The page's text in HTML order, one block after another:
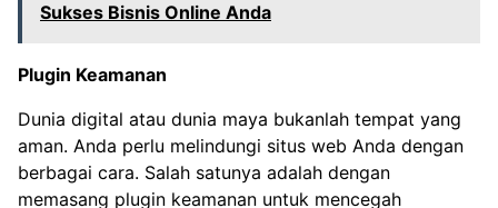
Sukses Bisnis Online Anda
Plugin Keamanan
Dunia digital atau dunia maya bukanlah tempat yang
aman. Anda perlu melindungi situs web Anda dengan
berbagai cara. Salah satunya adalah dengan
memasang plugin keamanan untuk mencegah